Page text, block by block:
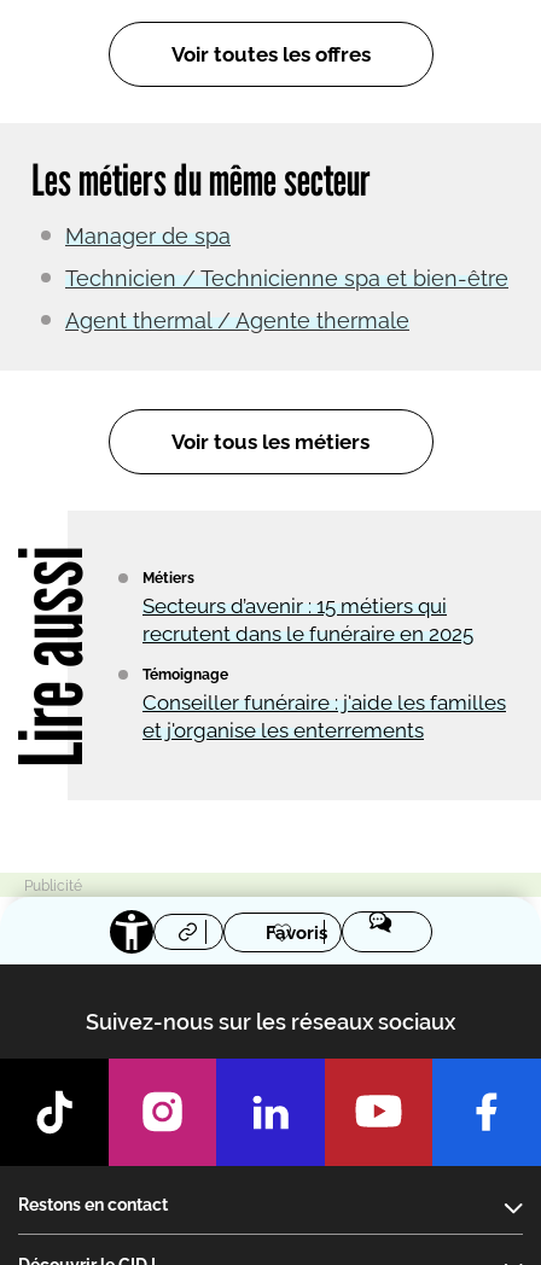
Voir toutes les offres
Les métiers du même secteur
Manager de spa
Technicien / Technicienne spa et bien-être
Agent thermal / Agente thermale
Voir tous les métiers
Métiers
Secteurs d’avenir : 15 métiers qui
recrutent dans le funéraire en 2025
Témoignage
Conseiller funéraire : j'aide les familles
et j'organise les enterrements
Favoris
Suivez-nous sur les réseaux sociaux
Restons en contact